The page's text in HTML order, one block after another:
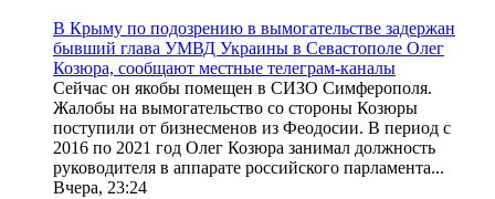
В Крыму по подозрению в вымогательстве задержан
бывший глава УМВД Украины в Севастополе Олег
Козюра, сообщают местные телеграм-каналы
Сейчас он якобы помещен в СИЗО Симферополя.
Жалобы на вымогательство со стороны Козюры
поступили от бизнесменов из Феодосии. В период с
2016 по 2021 год Олег Козюра занимал должность
руководителя в аппарате российского парламента...
Вчера, 23:24